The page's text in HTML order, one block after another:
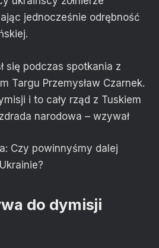
jednocześnie odrębność
się podczas spotkania z
Targu Przemysław Czarnek.
i to cały rząd z Tuskiem
narodowa – wzywał
Czy powinnyśmy dalej
do dymisji